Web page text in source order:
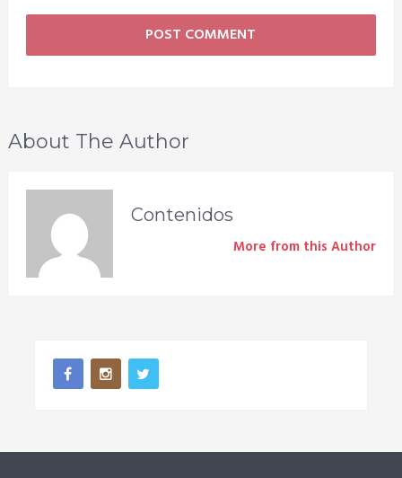
About The Author
Contenidos
More from this Author